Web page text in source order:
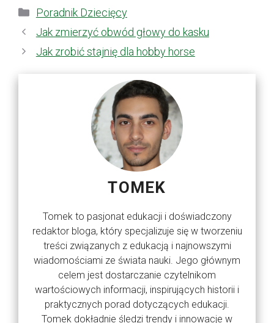
Kategorie
Poradnik Dziecięcy
Jak zmierzyć obwód głowy do kasku
Jak zrobić stajnię dla hobby horse
TOMEK
Tomek to pasjonat edukacji i doświadczony
redaktor bloga, który specjalizuje się w tworzeniu
treści związanych z edukacją i najnowszymi
wiadomościami ze świata nauki. Jego głównym
celem jest dostarczanie czytelnikom
wartościowych informacji, inspirujących historii i
praktycznych porad dotyczących edukacji.
Tomek dokładnie śledzi trendy i innowacje w